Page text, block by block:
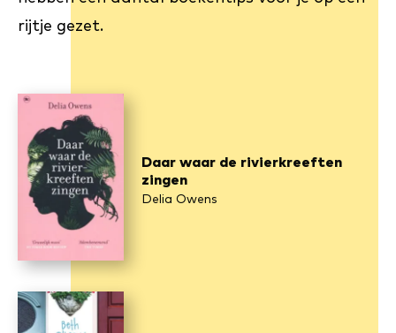
rijtje gezet.
Daar waar de rivierkreeften
zingen
Delia Owens